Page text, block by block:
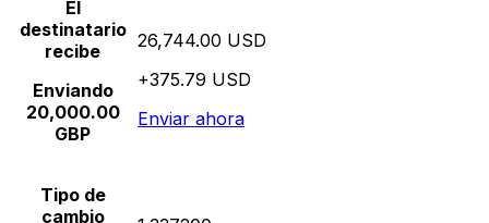
El
destinatario
recibe
Enviando
20,000.00
GBP
26,744.00 USD
+375.79 USD
Enviar ahora
Tipo de
cambio